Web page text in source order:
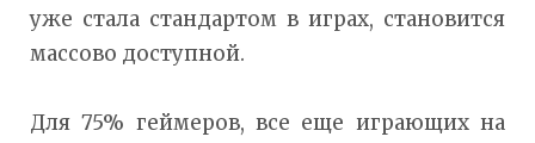
уже стала стандартом в играх, становится
массово доступной.
Для 75% геймеров, все еще играющих на